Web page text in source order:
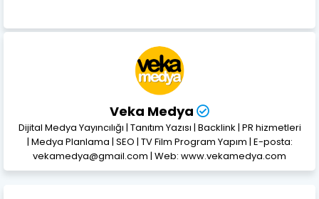
Veka Medya
Dijital Medya Yayıncılığı | Tanıtım Yazısı | Backlink | PR hizmetleri
| Medya Planlama | SEO | TV Film Program Yapım | E-posta:
vekamedya@gmail.com | Web: www.vekamedya.com